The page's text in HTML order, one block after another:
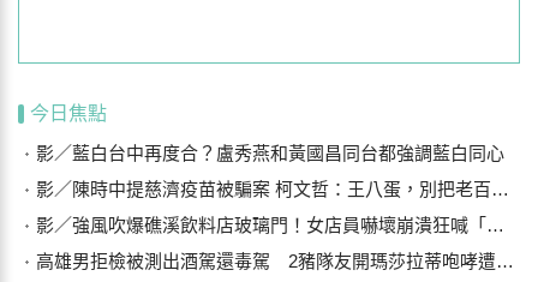
今日焦點
影／藍白台中再度合？盧秀燕和黃國昌同台都強調藍白同心
影／陳時中提慈濟疫苗被騙案 柯文哲：王八蛋，別把老百姓當白痴
影／強風吹爆礁溪飲料店玻璃門！女店員嚇壞崩潰狂喊「手機在哪？」
高雄男拒檢被測出酒駕還毒駕 2豬隊友開瑪莎拉蒂咆哮遭警壓制